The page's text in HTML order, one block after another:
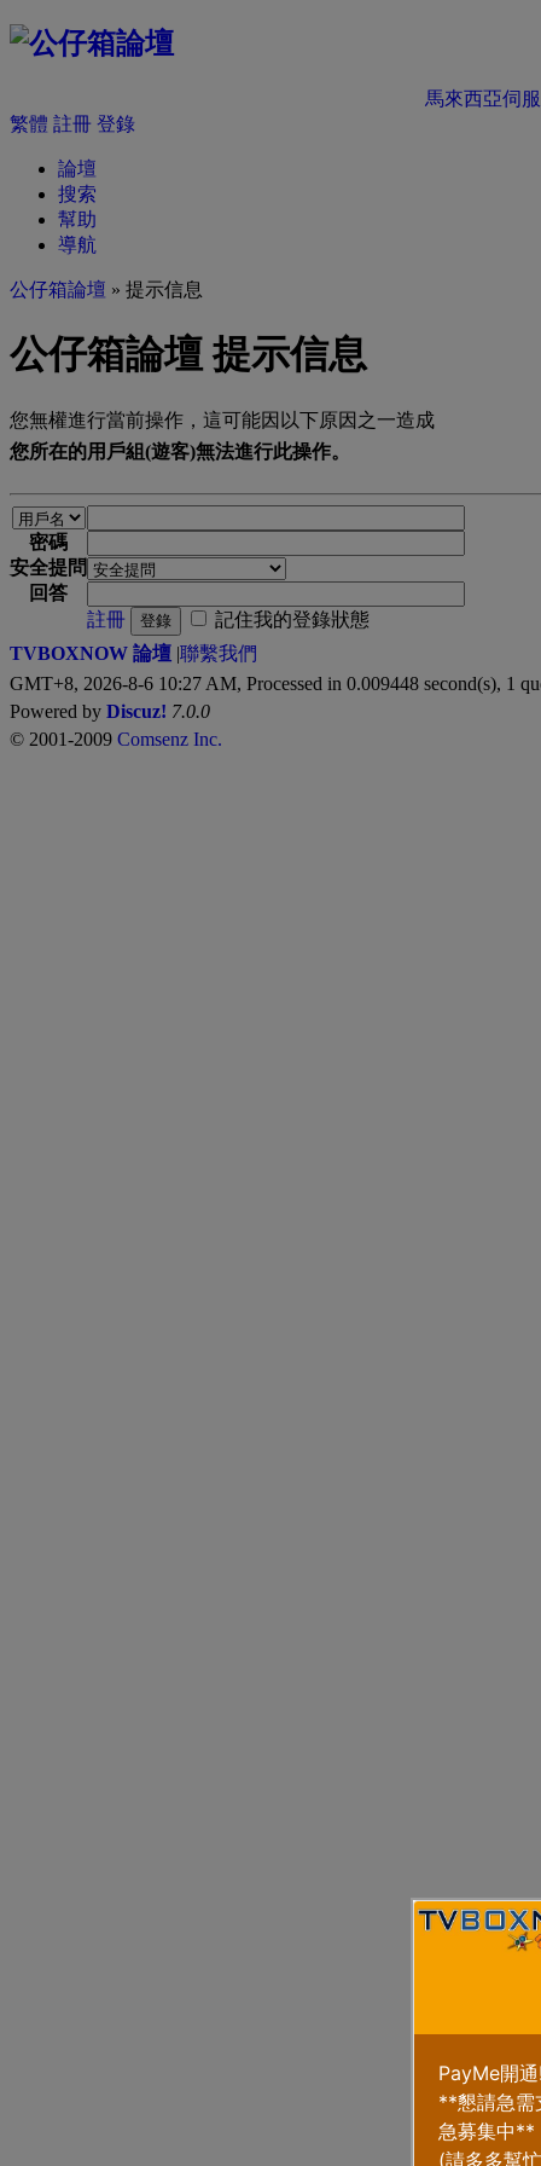
馬來西亞伺
繁體 註冊 登錄
論壇
搜索
幫助
導航
公仔箱論壇 » 提示信息
公仔箱論壇 提示信息
您無權進行當前操作，這可能因以下原因之一造成
您所在的用戶組(遊客)無法進行此操作。
密碼
安全提問
回答
註冊
登錄
記住我的登錄狀態
TVBOXNOW 論壇 |聯繫我們
GMT+8, 2026-8-6 10:27 AM, Processed in 0.009448 second(s), 1
Powered by Discuz! 7.0.0
© 2001-2009 Comsenz Inc.